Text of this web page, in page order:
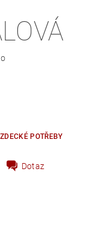
POTŘEBY
Dotaz